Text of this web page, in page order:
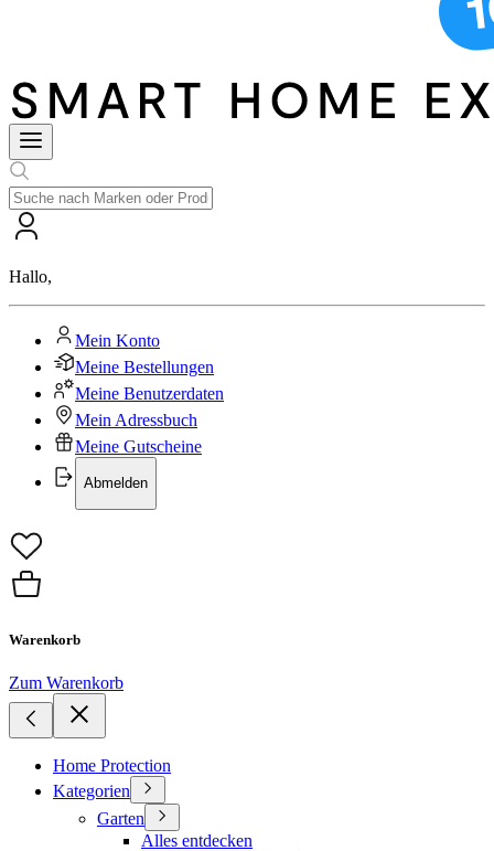
Hallo,
Mein Konto
Meine Bestellungen
Meine Benutzerdaten
Mein Adressbuch
Meine Gutscheine
Abmelden
Warenkorb
Zum Warenkorb
Home Protection
Kategorien
Garten
Alles entdecken